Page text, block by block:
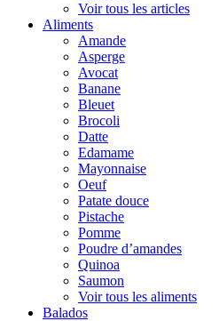
Voir tous les articles
Aliments
Amande
Asperge
Avocat
Banane
Bleuet
Brocoli
Datte
Edamame
Mayonnaise
Oeuf
Patate douce
Pistache
Pomme
Poudre d’amandes
Quinoa
Saumon
Voir tous les aliments
Balados